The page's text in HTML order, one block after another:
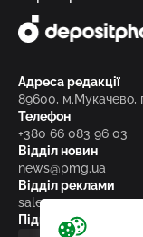
Адреса редакції
89600, м.Мукачево,
Телефон
+380 66 083 96 03
Відділ новин
news@pmg.ua
Відділ реклами
sales@pmg.ua
Підписуйтесь на